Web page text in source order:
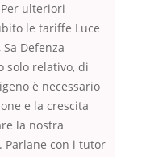
ulteriori
le tariffe Luce
Defenza
solo relativo, di
è necessario
e la crescita
la nostra
Parlane con i tutor